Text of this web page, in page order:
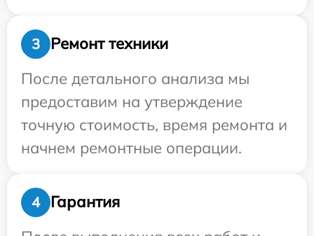
3
Ремонт техники
После детального анализа мы
предоставим на утверждение
точную стоимость, время ремонта и
начнем ремонтные операции.
4
Гарантия